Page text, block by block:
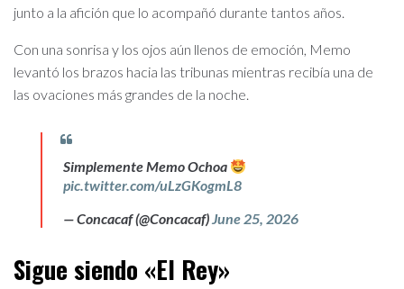
junto a la afición que lo acompañó durante tantos años.
Con una sonrisa y los ojos aún llenos de emoción, Memo
levantó los brazos hacia las tribunas mientras recibía una de
las ovaciones más grandes de la noche.
Simplemente Memo Ochoa
pic.twitter.com/uLzGKogmL8
— Concacaf (@Concacaf)June 25, 2026
Sigue siendo «El Rey»